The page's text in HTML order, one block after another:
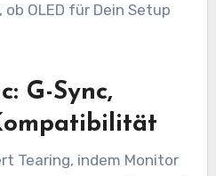
OLED für Dein Setup
G-Sync,
Tearing, indem Monitor